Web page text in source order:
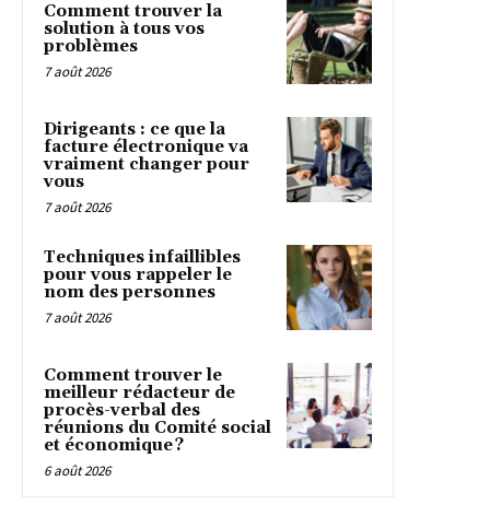
Comment trouver la
solution à tous vos
problèmes
7 août 2026
Dirigeants : ce que la
facture électronique va
vraiment changer pour
vous
7 août 2026
Techniques infaillibles
pour vous rappeler le
nom des personnes
7 août 2026
Comment trouver le
meilleur rédacteur de
procès-verbal des
réunions du Comité social
et économique ?
6 août 2026